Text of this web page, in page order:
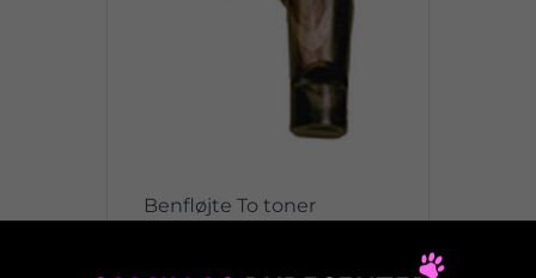
Benfløjte To toner